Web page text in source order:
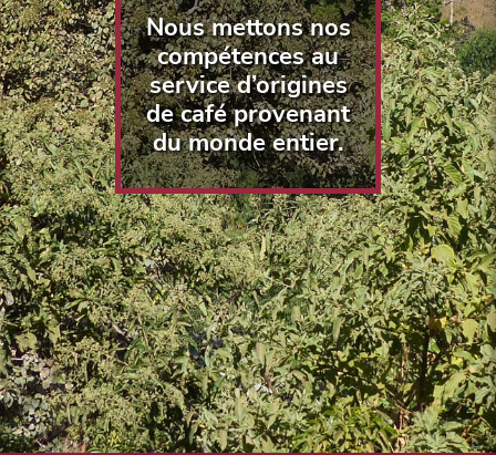
Nous mettons nos
compétences au
service d’origines
de café provenant
du monde entier.